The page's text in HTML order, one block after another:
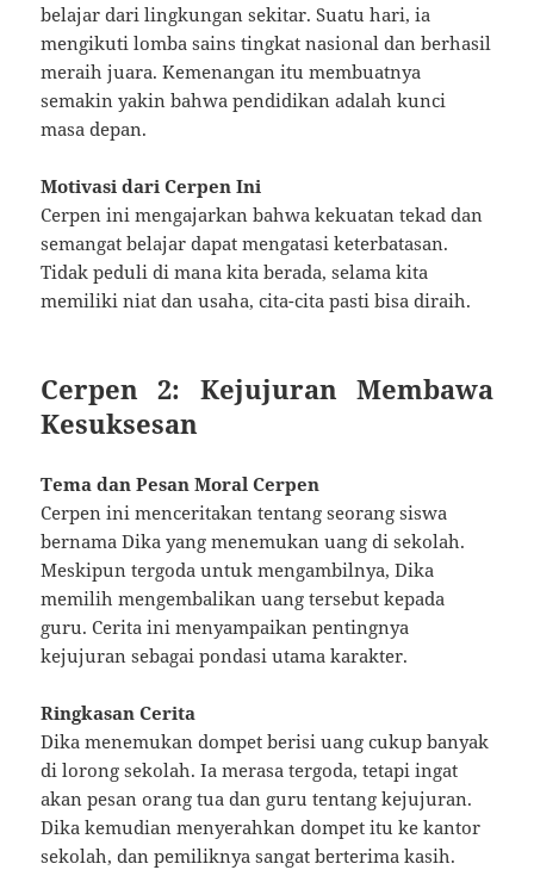
belajar dari lingkungan sekitar. Suatu hari, ia
mengikuti lomba sains tingkat nasional dan berhasil
meraih juara. Kemenangan itu membuatnya
semakin yakin bahwa pendidikan adalah kunci
masa depan.
Motivasi dari Cerpen Ini
Cerpen ini mengajarkan bahwa kekuatan tekad dan
semangat belajar dapat mengatasi keterbatasan.
Tidak peduli di mana kita berada, selama kita
memiliki niat dan usaha, cita-cita pasti bisa diraih.
Cerpen 2: Kejujuran Membawa
Kesuksesan
Tema dan Pesan Moral Cerpen
Cerpen ini menceritakan tentang seorang siswa
bernama Dika yang menemukan uang di sekolah.
Meskipun tergoda untuk mengambilnya, Dika
memilih mengembalikan uang tersebut kepada
guru. Cerita ini menyampaikan pentingnya
kejujuran sebagai pondasi utama karakter.
Ringkasan Cerita
Dika menemukan dompet berisi uang cukup banyak
di lorong sekolah. Ia merasa tergoda, tetapi ingat
akan pesan orang tua dan guru tentang kejujuran.
Dika kemudian menyerahkan dompet itu ke kantor
sekolah, dan pemiliknya sangat berterima kasih.